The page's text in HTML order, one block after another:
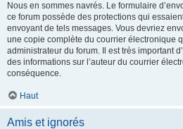
Nous en sommes navrés. Le formulaire
ce forum possède des protections qui
envoyant de tels messages. Vous devriez
une copie complète du courrier électronique
administrateur du forum. Il est très important
des informations sur l’auteur du courrier
conséquence.
Haut
Amis et ignorés